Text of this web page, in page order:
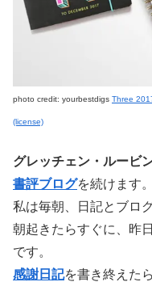
photo credit: yourbestdigs Three
(license)
グレッチェン・ルービ
書評ブログを続けます。
私は毎朝、日記とブロ
朝起きたらすぐに、昨
です。
感謝日記を書き終えた